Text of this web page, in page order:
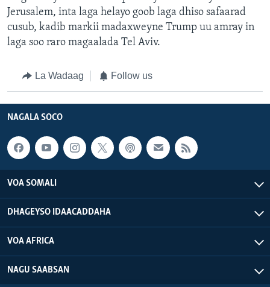
Jerusalem, inta laga helayo goob laga dhiso safaarad
cusub, kadib markii madaxweyne Trump uu amray in
laga soo raro magaalada Tel Aviv.
La Wadaag Follow us
NAGALA SOCO
VOA SOMALI
DHAGEYSO IDAACADDAHA
VOA AFRICA
NAGU SAABSAN